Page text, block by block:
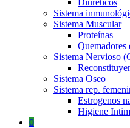
Diuréticos
Sistema
Sistema Muscular
Proteínas
Quemadores
Sistema Nervioso
Sistema Oseo
Sistema rep.
Estrogenos
Higiene
0